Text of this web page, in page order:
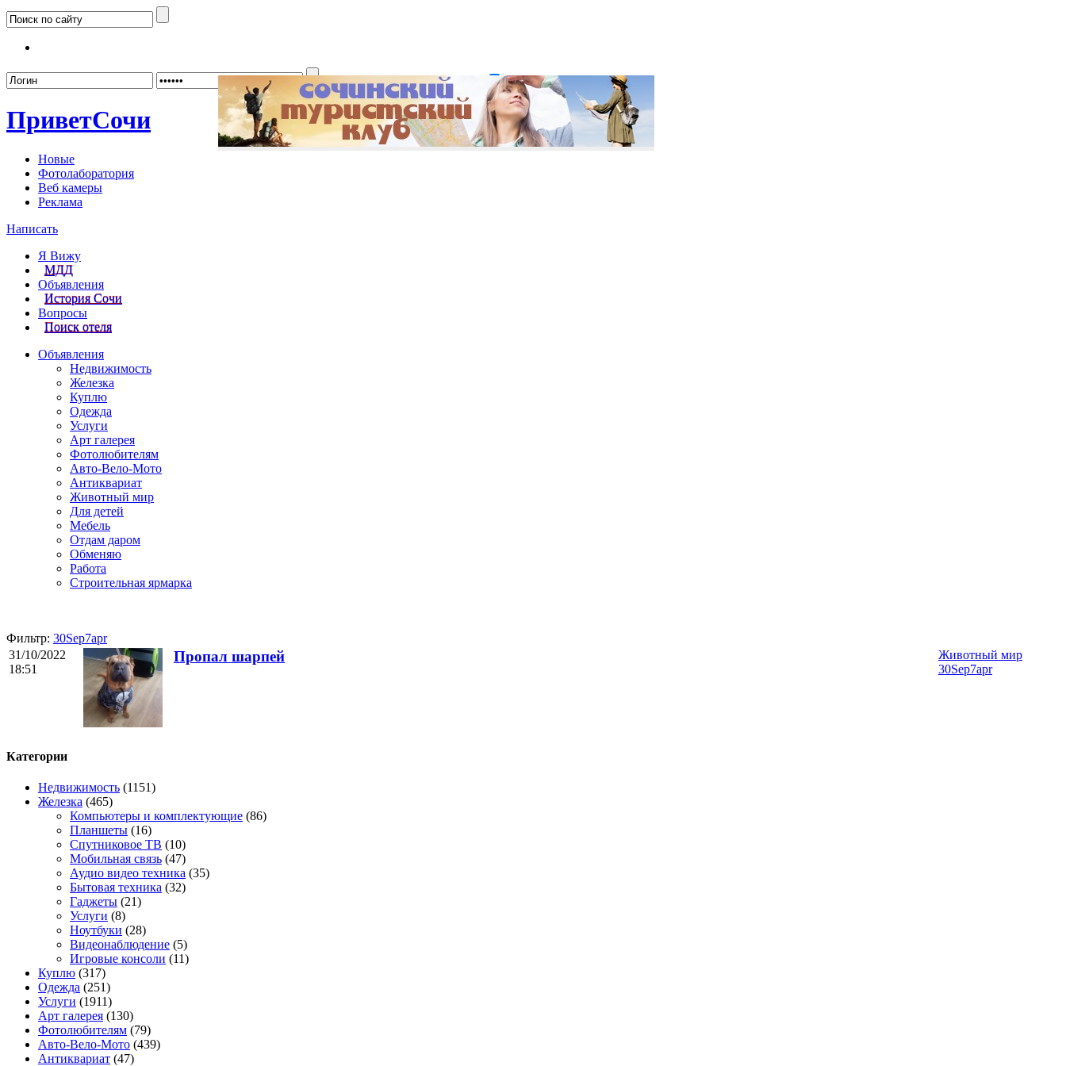
Забыли пароль? Регистрация
ПриветСочи
Новые
Фотолаборатория
Веб камеры
Реклама
Написать
Я Вижу
МДД
Объявления
История Сочи
Вопросы
Поиск отеля
Объявления
Недвижимость
Железка
Куплю
Одежда
Услуги
Арт галерея
Фотолюбителям
Авто-Вело-Мото
Антиквариат
Животный мир
Для детей
Мебель
Отдам даром
Обменяю
Работа
Строительная ярмарка
Фильтр: 30Sep7apr
31/10/2022
18:51
Пропал шарпей
Животный мир
30Sep7apr
Категории
Недвижимость (1151)
Железка (465)
Компьютеры и комплектующие (86)
Планшеты (16)
Спутниковое ТВ (10)
Мобильная связь (47)
Аудио видео техника (35)
Бытовая техника (32)
Гаджеты (21)
Услуги (8)
Ноутбуки (28)
Видеонаблюдение (5)
Игровые консоли (11)
Куплю (317)
Одежда (251)
Услуги (1911)
Арт галерея (130)
Фотолюбителям (79)
Авто-Вело-Мото (439)
Антиквариат (47)